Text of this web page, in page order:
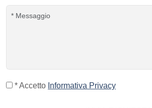
* Accetto Informativa Privacy